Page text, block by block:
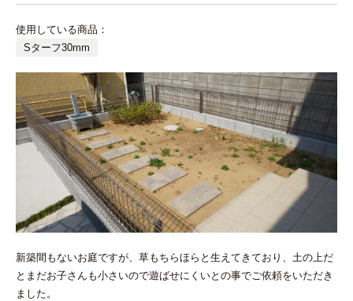
使用している商品：
Sターフ30mm
新築間もないお庭ですが、草もちらほらと生えてきており、土の上だ
とまだお子さんも小さいので遊ばせにくいとの事でご依頼をいただき
ました。